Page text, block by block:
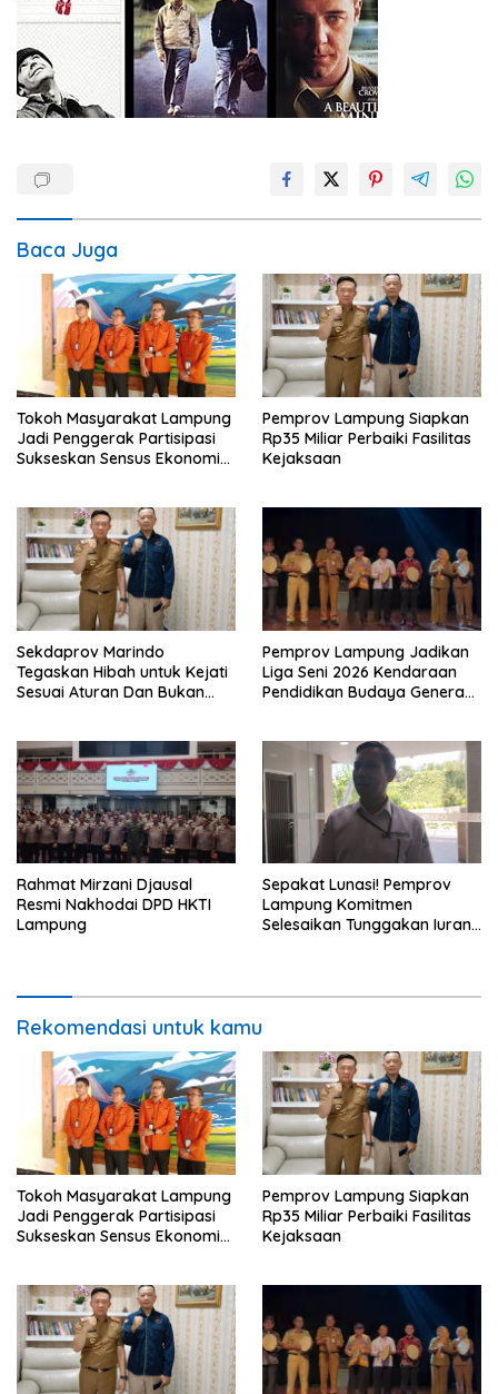
Baca Juga
Tokoh Masyarakat Lampung
Jadi Penggerak Partisipasi
Sukseskan Sensus Ekonomi
Pemprov Lampung Siapkan
Rp35 Miliar Perbaiki Fasilitas
Kejaksaan
Sekdaprov Marindo
Tegaskan Hibah untuk Kejati
Sesuai Aturan Dan Bukan
Pemprov Lampung Jadikan
Liga Seni 2026 Kendaraan
Pendidikan Budaya Generasi
Rahmat Mirzani Djausal
Resmi Nakhodai DPD HKTI
Lampung
Sepakat Lunasi! Pemprov
Lampung Komitmen
Selesaikan Tunggakan Iuran
Rekomendasi untuk kamu
Tokoh Masyarakat Lampung
Jadi Penggerak Partisipasi
Sukseskan Sensus Ekonomi
Pemprov Lampung Siapkan
Rp35 Miliar Perbaiki Fasilitas
Kejaksaan